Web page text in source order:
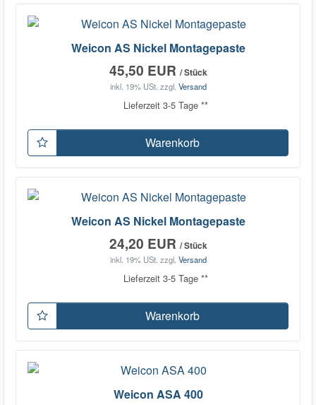
Weicon AS Nickel Montagepaste
45,50 EUR / Stück
inkl. 19% USt. zzgl. Versand
Lieferzeit 3-5 Tage **
Warenkorb
Weicon AS Nickel Montagepaste
24,20 EUR / Stück
inkl. 19% USt. zzgl. Versand
Lieferzeit 3-5 Tage **
Warenkorb
Weicon ASA 400